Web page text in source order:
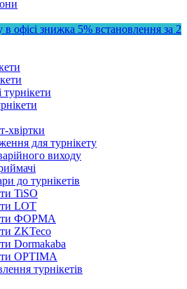
в офісі знижка 5% встановлення за 2
хвіртки
для турнікету
виходу
до турнікетів
TiSO
LOT
ФОРМА
ZKTeco
Dormakaba
OPTIMA
турнікетів